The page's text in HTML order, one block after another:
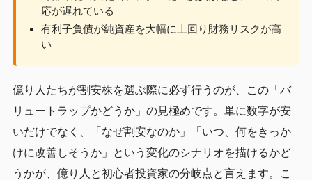
応が遅れている
有利子負債が純資産を大幅に上回り財務リスクが高
い
億り人たちが割安株を選ぶ際に必ず行うのが、この「バ
リュートラップかどうか」の見極めです。単に数字が安
いだけでなく、「なぜ割安なのか」「いつ、何をきっか
けに改善しそうか」という変化のシナリオを描けるかど
うかが、億り人と初心者投資家の分岐点と言えます。こ